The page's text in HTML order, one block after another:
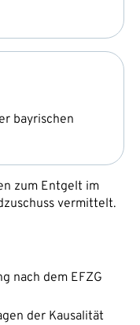
bayrischen
zum Entgelt im
vermittelt.
nach dem EFZG
der Kausalität